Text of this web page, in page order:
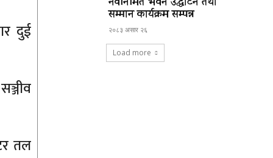
दुई
तल
सम्मान कार्यक्रम सम्पन्न
२०८३ असार २६
Load more